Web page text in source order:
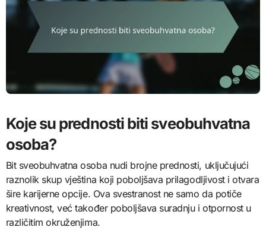
Koje su prednosti biti sveobuhvatna
osoba?
Bit sveobuhvatna osoba nudi brojne prednosti, uključujući
raznolik skup vještina koji poboljšava prilagodljivost i otvara
šire karijerne opcije. Ova svestranost ne samo da potiče
kreativnost, već također poboljšava suradnju i otpornost u
različitim okruženjima.